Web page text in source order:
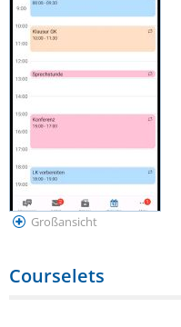
Großansicht
Courselets